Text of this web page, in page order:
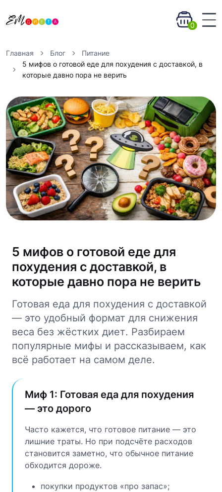
0
Главная Блог
Питание
5 мифов о готовой еде для похудения с доставкой, в
которые давно пора не верить
5 мифов о готовой еде для
похудения с доставкой, в
которые давно пора не верить
Готовая еда для похудения с доставкой
— это удобный формат для снижения
веса без жёстких диет. Разбираем
популярные мифы и рассказываем, как
всё работает на самом деле.
Миф 1: Готовая еда для похудения
— это дорого
Часто кажется, что готовое питание — это
лишние траты. Но при подсчёте расходов
становится заметно, что обычное питание
обходится дороже.
покупки продуктов «про запас»;